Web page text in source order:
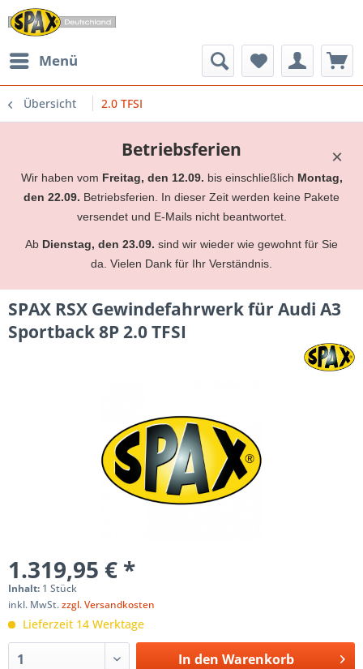
Menü
Übersicht 2.0 TFSI
×
Betriebsferien
Wir haben vom Freitag, den 12.09. bis einschließlich Montag,
den 22.09. Betriebsferien. In dieser Zeit werden keine Pakete
versendet und E-Mails nicht beantwortet.
Ab Dienstag, den 23.09. sind wir wieder wie gewohnt für Sie
da. Vielen Dank für Ihr Verständnis.
SPAX RSX Gewindefahrwerk für Audi A3
Sportback 8P 2.0 TFSI
1.319,95 € *
Inhalt: 1 Stück
inkl. MwSt.zzgl. Versandkosten
Lieferzeit 14 Werktage
In den Warenkorb